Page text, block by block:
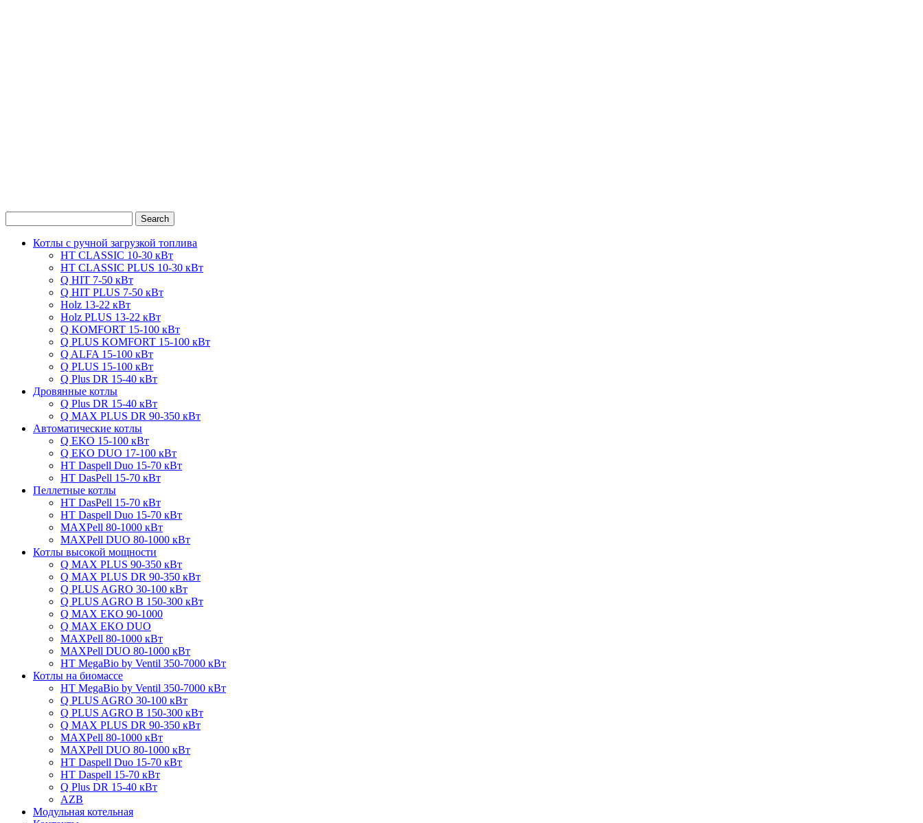
Котлы с ручной загрузкой топлива
HT CLASSIC 10-30 кВт
HT CLASSIC PLUS 10-30 кВт
Q HIT 7-50 кВт
Q HIT PLUS 7-50 кВт
Holz 13-22 кВт
Holz PLUS 13-22 кВт
Q KOMFORT 15-100 кВт
Q PLUS KOMFORT 15-100 кВт
Q ALFA 15-100 кВт
Q PLUS 15-100 кВт
Q Plus DR 15-40 кВт
Дровянные котлы
Q Plus DR 15-40 кВт
Q MAX PLUS DR 90-350 кВт
Автоматические котлы
Q EKO 15-100 кВт
Q EKO DUO 17-100 кВт
HT Daspell Duo 15-70 кВт
HT DasPell 15-70 кВт
Пеллетные котлы
HT DasPell 15-70 кВт
HT Daspell Duo 15-70 кВт
MAXPell 80-1000 кВт
MAXPell DUO 80-1000 кВт
Котлы высокой мощности
Q MAX PLUS 90-350 кВт
Q MAX PLUS DR 90-350 кВт
Q PLUS AGRO 30-100 кВт
Q PLUS AGRO B 150-300 кВт
Q MAX EKO 90-1000
Q MAX EKO DUO
MAXPell 80-1000 кВт
MAXPell DUO 80-1000 кВт
HT MegaBio by Ventil 350-7000 кВт
Котлы на биомассе
HT MegaBio by Ventil 350-7000 кВт
Q PLUS AGRO 30-100 кВт
Q PLUS AGRO B 150-300 кВт
Q MAX PLUS DR 90-350 кВт
MAXPell 80-1000 кВт
MAXPell DUO 80-1000 кВт
HT Daspell Duo 15-70 кВт
HT Daspell 15-70 кВт
Q Plus DR 15-40 кВт
AZB
Модульная котельная